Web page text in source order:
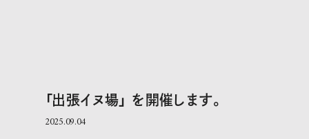
「出張イヌ場」 を開催します。
2025.09.04